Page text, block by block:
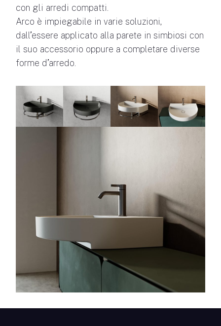
con gli arredi compatti.
Arco è impiegabile in varie soluzioni,
dall’essere applicato alla parete in simbiosi con
il suo accessorio oppure a completare diverse
forme d’arredo.